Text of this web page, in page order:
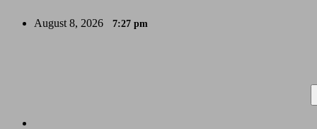
August 8, 2026 7:27 pm